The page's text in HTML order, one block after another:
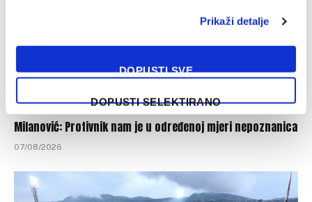
Prikaži detalje
DOPUSTI SVE
DOPUSTI SELEKTIRANO
Milanović: Protivnik nam je u određenoj mjeri nepoznanica
07/08/2026